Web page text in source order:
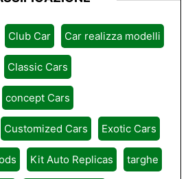
Club Car Car realizza modelli
Classic Cars
concept Cars
Customized Cars Exotic Cars
Kit Auto Replicas targhe